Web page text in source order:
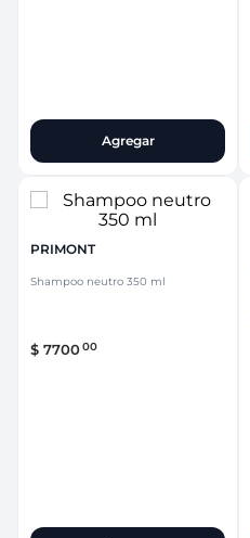
Agregar
PRIMONT
Shampoo neutro 350 ml
$ 770000